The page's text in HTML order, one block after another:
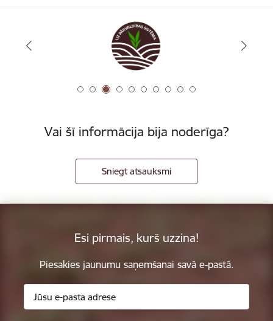
Vai šī informācija bija noderīga?
Sniegt atsauksmi
Esi pirmais, kurš uzzina!
Piesakies jaunumu saņemšanai savā e-pastā.